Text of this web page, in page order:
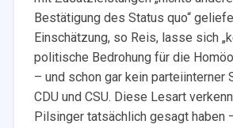
Bestätigung des Status quo“
Einschätzung, so Reis, lasse sich
politische Bedrohung für die
– und schon gar kein parteiinterner
CDU und CSU. Diese Lesart
Pilsinger tatsächlich gesagt haben